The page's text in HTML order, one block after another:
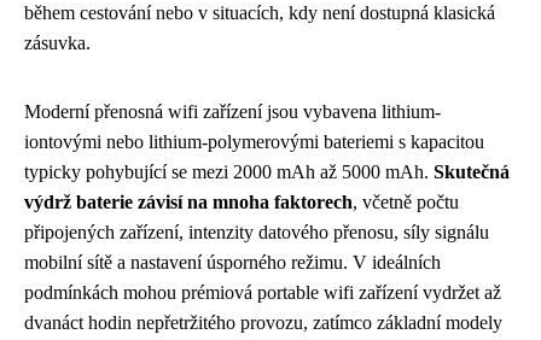
během cestování nebo v situacích, kdy není dostupná klasická
zásuvka.
Moderní přenosná wifi zařízení jsou vybavena lithium-
iontovými nebo lithium-polymerovými bateriemi s kapacitou
typicky pohybující se mezi 2000 mAh až 5000 mAh. Skutečná
výdrž baterie závisí na mnoha faktorech, včetně počtu
připojených zařízení, intenzity datového přenosu, síly signálu
mobilní sítě a nastavení úsporného režimu. V ideálních
podmínkách mohou prémiová portable wifi zařízení vydržet až
dvanáct hodin nepřetržitého provozu, zatímco základní modely